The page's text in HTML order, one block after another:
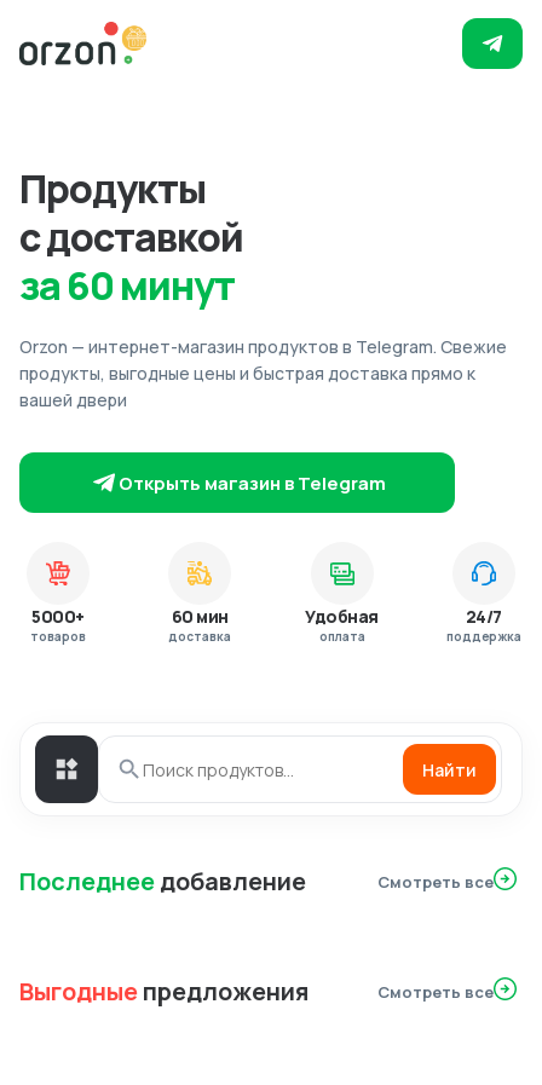
Продукты
с доставкой
за 60 минут
Orzon — интернет-магазин продуктов в Telegram. Свежие
продукты, выгодные цены и быстрая доставка прямо к
вашей двери
Открыть магазин в Telegram
5000+
товаров
60 мин
доставка
Удобная
оплата
24/7
поддержка
Найти
Последнеедобавление Смотреть все
Выгодныепредложения Смотреть все